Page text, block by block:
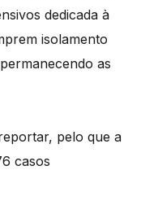
dedicada à
isolamento
as
pelo que a
casos